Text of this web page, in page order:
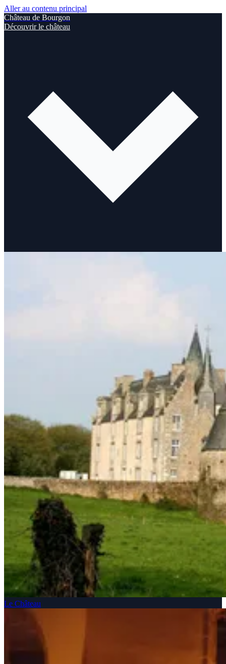
Aller au contenu principal
Château de Bourgon
Découvrir le château
Le Château